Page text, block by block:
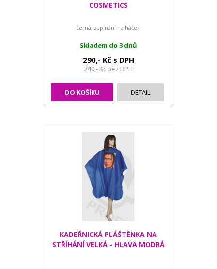
COSMETICS
černá, zapínání na háček
Skladem do 3 dnů
290,- Kč s DPH
240,- Kč bez DPH
DO KOŠÍKU DETAIL
KADEŘNICKÁ PLÁŠTĚNKA NA
STŘÍHÁNÍ VELKÁ - HLAVA MODRÁ